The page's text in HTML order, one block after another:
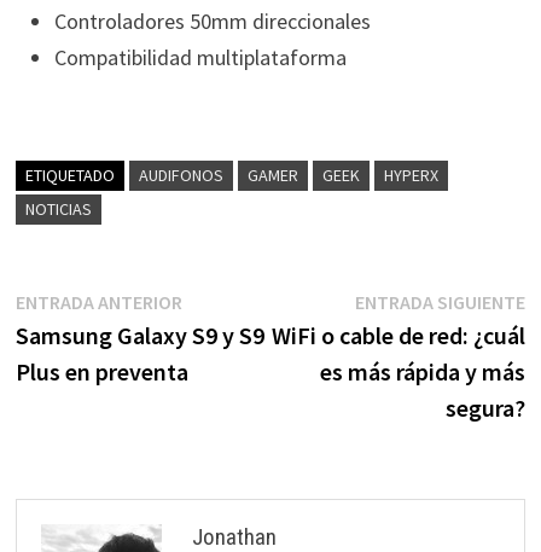
Controladores 50mm direccionales
Compatibilidad multiplataforma
ETIQUETADO AUDIFONOS GAMER GEEK
HYPERX
NOTICIAS
Navegación
de
entradas
ENTRADA ANTERIOREntrada
anterior:
Samsung Galaxy S9 y S9
Plus en preventa
ENTRADA SIGUIENTE
WiFi o cable de red: ¿cuál
es más rápida y más
segura?
Jonathan